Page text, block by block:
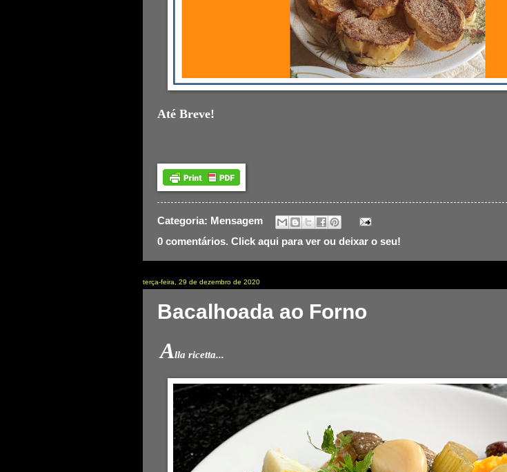
Até Breve!
Categoria: Mensagem
0 comentários. Click aqui para ver ou deixar o seu!
terça-feira, 29 de dezembro de 2020
Bacalhoada ao Forno
Alla ricetta...